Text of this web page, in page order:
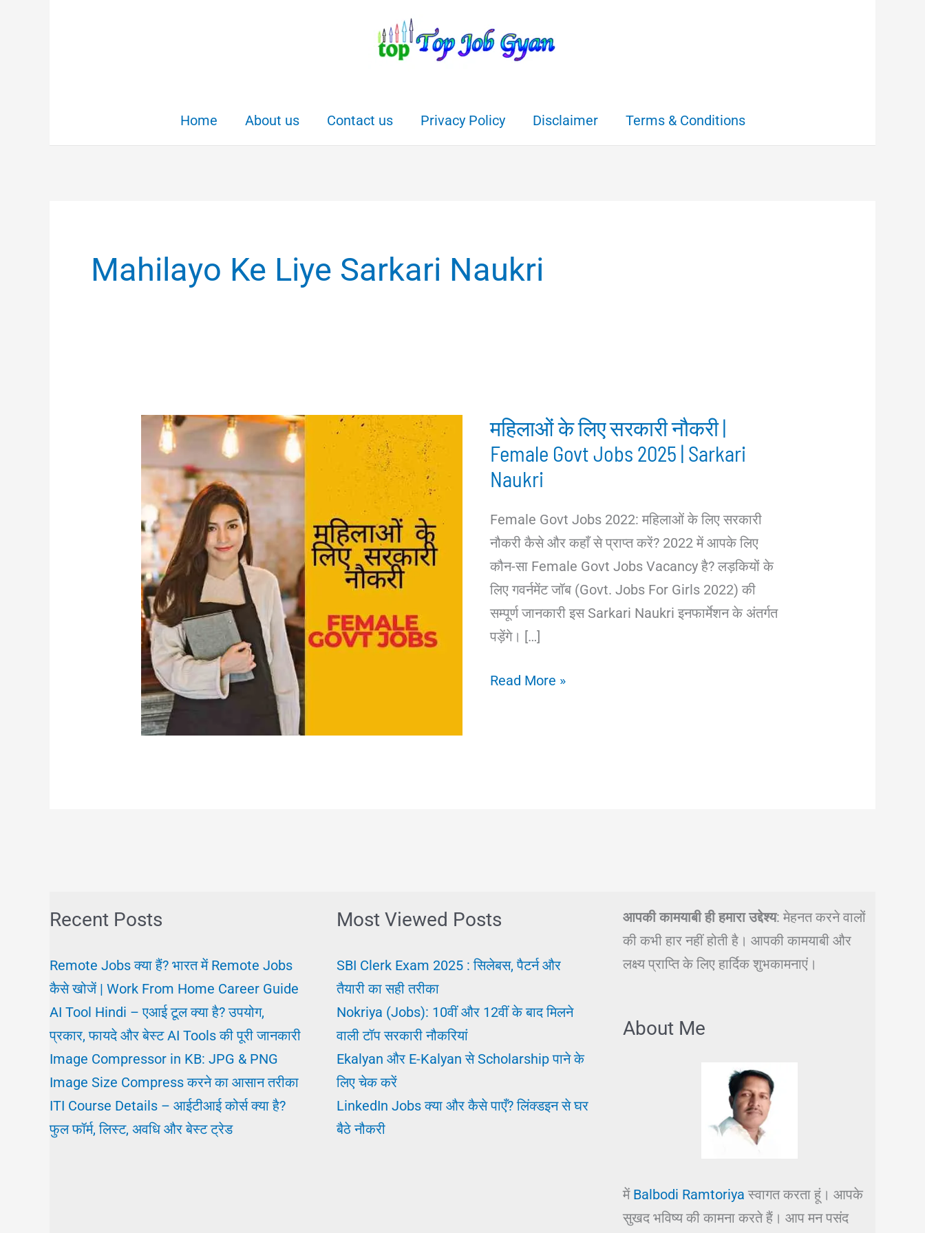
Home About us Contact us Privacy Policy Disclaimer Terms & Conditions
Mahilayo Ke Liye Sarkari Naukri
महिलाओं के लिए सरकारी नौकरी |
Female Govt Jobs 2025 | Sarkari
Naukri
Female Govt Jobs 2022: महिलाओं के लिए सरकारी
नौकरी कैसे और कहाँ से प्राप्त करें? 2022 में आपके लिए
कौन-सा Female Govt Jobs Vacancy है? लड़कियों के
लिए गवर्नमेंट जॉब (Govt. Jobs For Girls 2022) की
सम्पूर्ण जानकारी इस Sarkari Naukri इनफार्मेशन के अंतर्गत
पड़ेंगे। […]
महिलाओं
|
Naukri
Read More »
Recent Posts
Remote Jobs क्या हैं? भारत में Remote Jobs
कैसे खोजें | Work From Home Career Guide
AI Tool Hindi – एआई टूल क्या है? उपयोग,
प्रकार, फायदे और बेस्ट AI Tools की पूरी जानकारी
Image Compressor in KB: JPG & PNG
Image Size Compress करने का आसान तरीका
ITI Course Details – आईटीआई कोर्स क्या है?
फुल फॉर्म, लिस्ट, अवधि और बेस्ट ट्रेड
Most Viewed Posts
SBI Clerk Exam 2025 : सिलेबस, पैटर्न और
तैयारी का सही तरीका
Nokriya (Jobs): 10वीं और 12वीं के बाद मिलने
वाली टॉप सरकारी नौकरियां
Ekalyan और E-Kalyan से Scholarship पाने के
लिए चेक करें
LinkedIn Jobs क्या और कैसे पाएँ? लिंक्डइन से घर
बैठे नौकरी
आपकी कामयाबी ही हमारा उद्देश्य: मेहनत करने वालों
की कभी हार नहीं होती है। आपकी कामयाबी और
लक्ष्य प्राप्ति के लिए हार्दिक शुभकामनाएं।
About Me
में Balbodi Ramtoriya स्वागत करता हूं। आपके
सुखद भविष्य की कामना करते हैं। आप मन पसंद